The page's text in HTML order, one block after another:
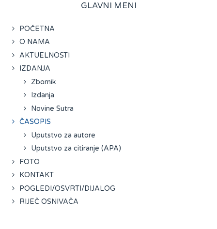
GLAVNI MENI
POČETNA
O NAMA
AKTUELNOSTI
IZDANJA
Zbornik
Izdanja
Novine Sutra
ČASOPIS
Uputstvo za autore
Uputstvo za citiranje (APA)
FOTO
KONTAKT
POGLEDI/OSVRTI/DIJALOG
RIJEČ OSNIVAČA